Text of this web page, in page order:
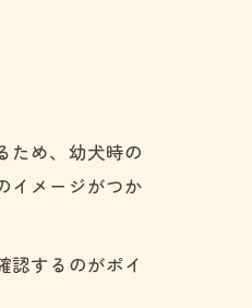
ため、幼犬時の
イメージがつか
するのがポイ